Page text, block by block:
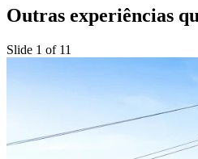
Outras experiências
Slide 1 of 11